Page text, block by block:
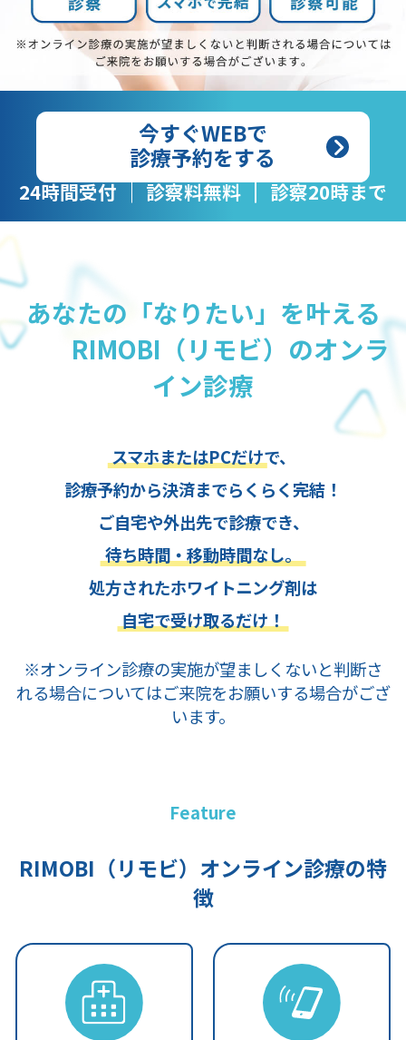
今すぐWEBで
診療予約をする
24時間受付 診察料無料 診察20時まで
あなたの「なりたい」を叶える
RIMOBI（リモビ）のオンラ
イン診療
スマホまたはPCだけで、
診療予約から決済までらくらく完結！
ご自宅や外出先で診療でき、
待ち時間・移動時間なし。
処方されたホワイトニング剤は
自宅で受け取るだけ！
※オンライン診療の実施が望ましくないと判断さ
れる場合についてはご来院をお願いする場合がござ
います。
Feature
RIMOBI（リモビ）オンライン診療の特
徴